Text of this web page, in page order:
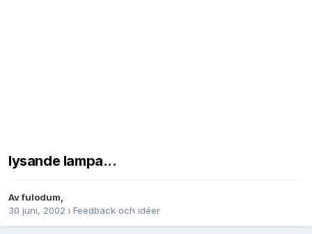
lysande lampa...
Avfulodum,
30 juni, 2002 i Feedback och idéer